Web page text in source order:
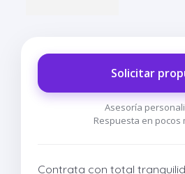
Solicitar
Asesoría
Respuesta en pocos
Contrata con total